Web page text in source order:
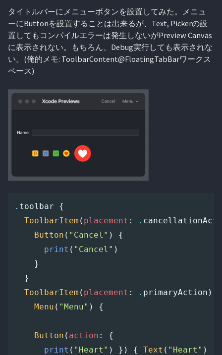
タイトルバーにメニューボタンを設置してみた。メニュ
ーにButtonを設置することは出来るが、Text, Pickerの設
置してもコンパイルエラーは発生しないがPreview Canvas
に表示されない。もちろん、Debug実行しても表示されな
い。(俺的メモ: ToolbarContent@FloatingTabBarワークス
ペース)
. toolbar
{
ToolbarItem ( placement : .
Button ( "Cancel" )
{
print ( "Cancel" )
}
}
ToolbarItem ( placement : . primaryAction )
Menu ( "Menu" ) {
Button ( action :
{
print ( "Heart" ) }) { Text ( "Heart" )